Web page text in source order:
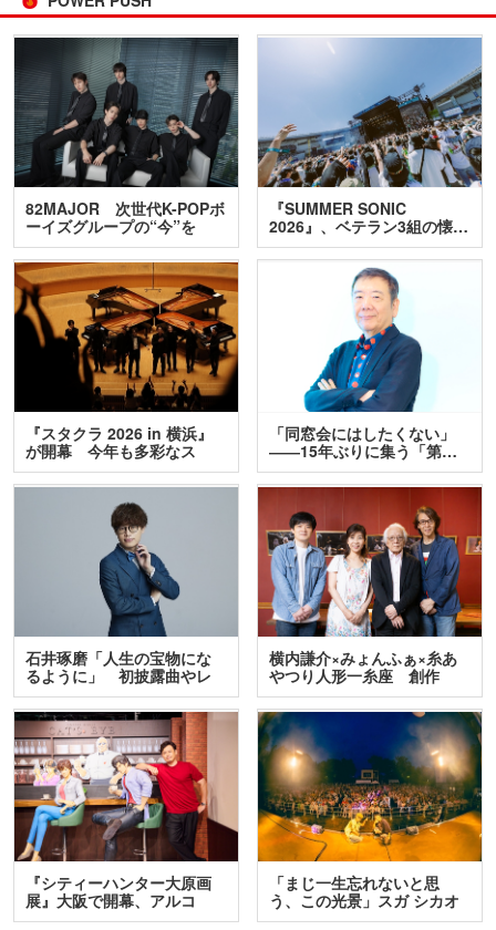
82MAJOR 次世代K-POPボ
ーイズグループの“今”を
訊…
『SUMMER SONIC
2026』、ベテラン3組の懐…
『スタクラ 2026 in 横浜』
が開幕 今年も多彩なス
テ…
「同窓会にはしたくない」
――15年ぶりに集う「第…
石井琢磨「人生の宝物にな
るように」 初披露曲やレ
ア…
横内謙介×みょんふぁ×糸あ
やつり人形一糸座 創作
人…
『シティーハンター大原画
展』大阪で開幕、アルコ
＆…
「まじ一生忘れないと思
う、この光景」スガ シカオ
と…